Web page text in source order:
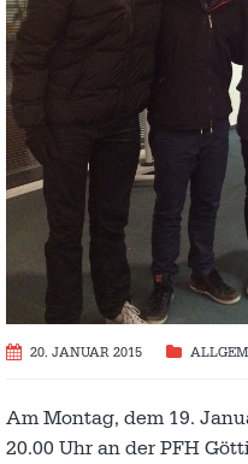
20. JANUAR 2015
Am Montag, dem 19.
20.00 Uhr an der PFH